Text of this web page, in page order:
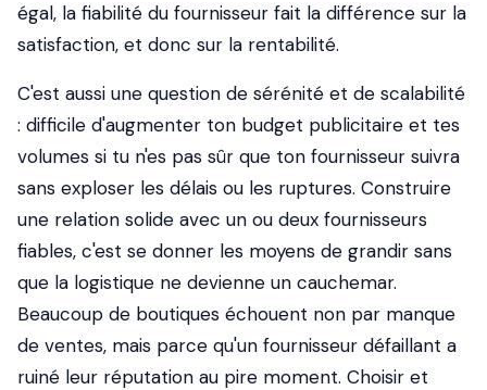
égal, la fiabilité du fournisseur fait la différence sur la
satisfaction, et donc sur la rentabilité.
C'est aussi une question de sérénité et de scalabilité
: difficile d'augmenter ton budget publicitaire et tes
volumes si tu n'es pas sûr que ton fournisseur suivra
sans exploser les délais ou les ruptures. Construire
une relation solide avec un ou deux fournisseurs
fiables, c'est se donner les moyens de grandir sans
que la logistique ne devienne un cauchemar.
Beaucoup de boutiques échouent non par manque
de ventes, mais parce qu'un fournisseur défaillant a
ruiné leur réputation au pire moment. Choisir et